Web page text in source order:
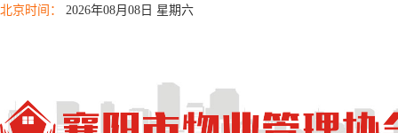
北京时间： 2026年08月08日 星期六